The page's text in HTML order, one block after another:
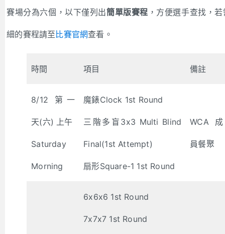
賽場分為六個，以下僅列出簡單版賽程 ，方便選手查找，
細的賽程請至比賽官網查看。
時間 項目 備註
8/12 第一
天(六) 上午
Saturday
Morning
魔錶Clock 1st Round
三階多盲3x3 Multi Blind
Final(1st Attempt)
扇形Square-1 1st Round
WCA成
員餐聚
6x6x6 1st Round
7x7x7 1st Round